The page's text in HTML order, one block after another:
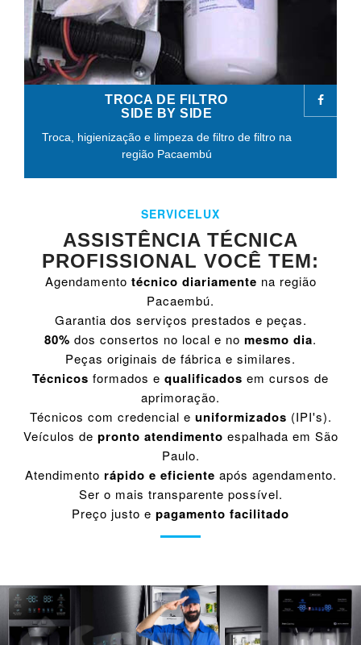
TROCA DE FILTRO
SIDE BY SIDE
Troca, higienização e limpeza de filtro de filtro na
região Pacaembú
SERVICELUX
ASSISTÊNCIA TÉCNICA
PROFISSIONAL VOCÊ TEM:
Agendamento técnico diariamente na região
Pacaembú.
Garantia dos serviços prestados e peças.
80% dos consertos no local e no mesmo dia.
Peças originais de fábrica e similares.
Técnicos formados e qualificados em cursos de
aprimoração.
Técnicos com credencial e uniformizados (IPI's).
Veículos de pronto atendimento espalhada em São
Paulo.
Atendimento rápido e eficiente após agendamento.
Ser o mais transparente possível.
Preço justo e pagamento facilitado